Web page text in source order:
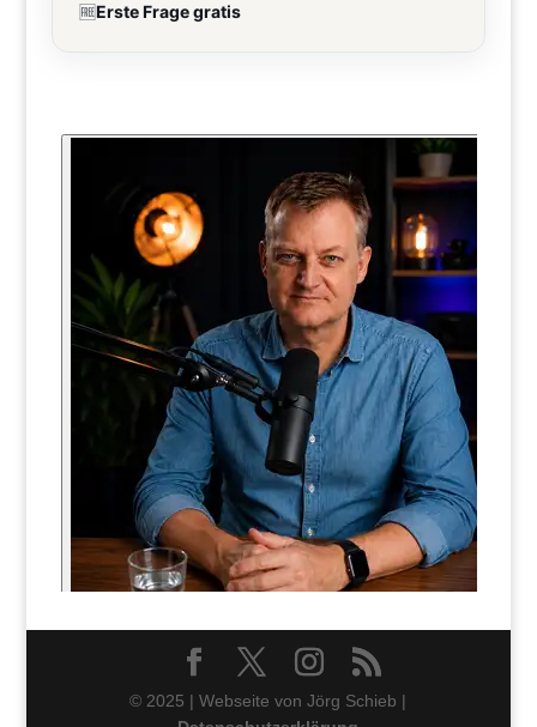
🆓Erste Frage gratis
© 2025 | Webseite von Jörg Schieb |